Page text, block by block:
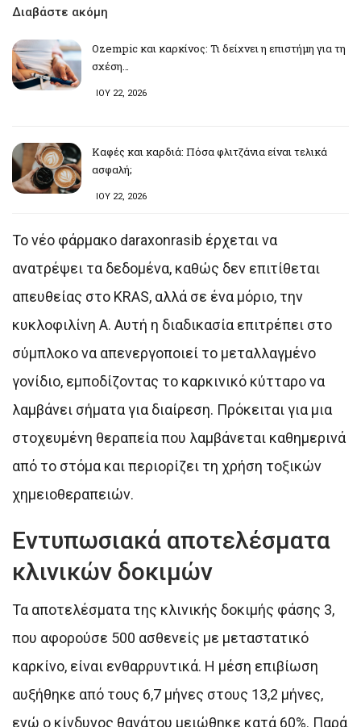
Διαβάστε ακόμη
Ozempic και καρκίνος: Τι δείχνει η επιστήμη για τη
σχέση…
ΙΟΥ 22, 2026
Καφές και καρδιά: Πόσα φλιτζάνια είναι τελικά
ασφαλή;
ΙΟΥ 22, 2026
Το νέο φάρμακο daraxonrasib έρχεται να
ανατρέψει τα δεδομένα, καθώς δεν επιτίθεται
απευθείας στο KRAS, αλλά σε ένα μόριο, την
κυκλοφιλίνη Α. Αυτή η διαδικασία επιτρέπει στο
σύμπλοκο να απενεργοποιεί το μεταλλαγμένο
γονίδιο, εμποδίζοντας το καρκινικό κύτταρο να
λαμβάνει σήματα για διαίρεση. Πρόκειται για μια
στοχευμένη θεραπεία που λαμβάνεται καθημερινά
από το στόμα και περιορίζει τη χρήση τοξικών
χημειοθεραπειών.
Εντυπωσιακά αποτελέσματα
κλινικών δοκιμών
Τα αποτελέσματα της κλινικής δοκιμής φάσης 3,
που αφορούσε 500 ασθενείς με μεταστατικό
καρκίνο, είναι ενθαρρυντικά. Η μέση επιβίωση
αυξήθηκε από τους 6,7 μήνες στους 13,2 μήνες,
ενώ ο κίνδυνος θανάτου μειώθηκε κατά 60%. Παρά